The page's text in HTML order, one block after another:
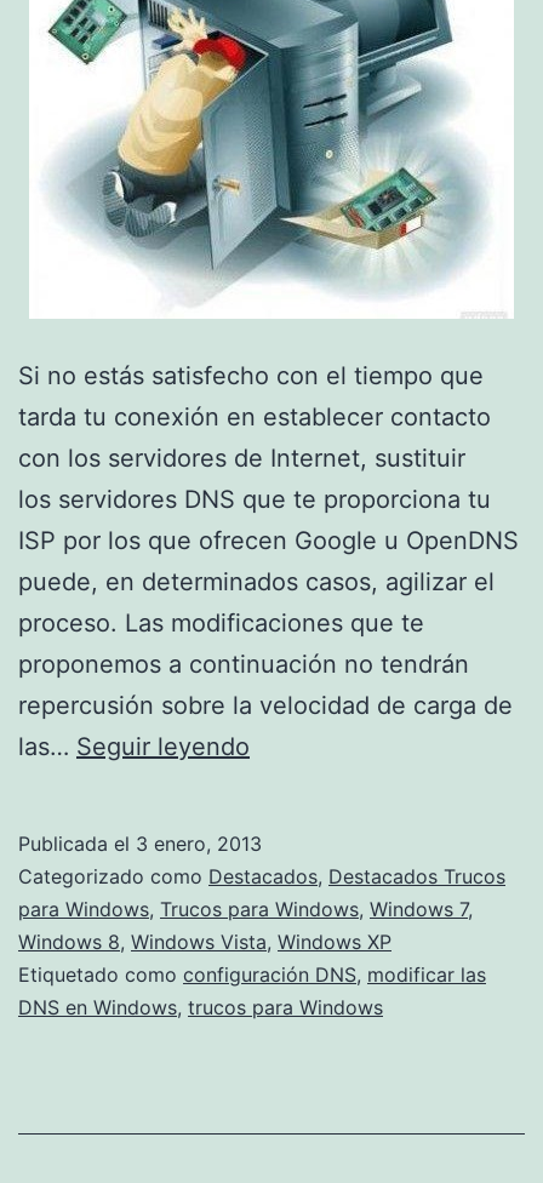
Si no estás satisfecho con el tiempo que
tarda tu conexión en establecer contacto
con los servidores de Internet, sustituir
los servidores DNS que te proporciona tu
ISP por los que ofrecen Google u OpenDNS
puede, en determinados casos, agilizar el
proceso. Las modificaciones que te
proponemos a continuación no tendrán
repercusión sobre la velocidad de carga de
las… Seguir leyendo
facilmente
Publicada el 3 enero, 2013
Categorizado como Destacados, Destacados Trucos
para Windows, Trucos para Windows, Windows 7,
Windows 8, Windows Vista, Windows XP
Etiquetado como configuración DNS, modificar las
DNS en Windows, trucos para Windows